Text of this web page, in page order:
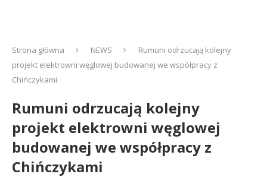
Strona główna NEWS
Rumuni odrzucają kolejny
projekt elektrowni węglowej budowanej we współpracy z
Chińczykami
Rumuni odrzucają kolejny
projekt elektrowni węglowej
budowanej we współpracy z
Chińczykami